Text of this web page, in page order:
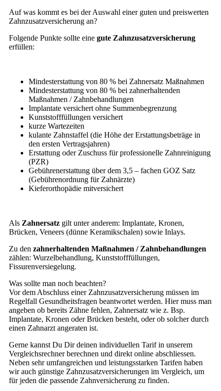
Auf was kommt es bei der Auswahl einer guten und preiswerten
Zahnzusatzversicherung an?
Folgende Punkte sollte eine gute Zahnzusatzversicherung
erfüllen:
Mindesterstattung von 80 % bei Zahnersatz Maßnahmen
Mindesterstattung von 80 % bei zahnerhaltenden
Maßnahmen / Zahnbehandlungen
Implantate versichert ohne Summenbegrenzung
Kunststofffüllungen versichert
kurze Wartezeiten
kulante Zahnstaffel (die Höhe der Erstattungsbeträge in
den ersten Vertragsjahren)
Erstattung oder Zuschuss für professionelle Zahnreinigung
(PZR)
Gebührenerstattung über dem 3,5 – fachen GOZ Satz
(Gebührenordnung für Zahnärzte)
Kieferorthopädie mitversichert
Als Zahnersatz gilt unter anderem: Implantate, Kronen,
Brücken, Veneers (dünne Keramikschalen) sowie Inlays.
Zu den zahnerhaltenden Maßnahmen / Zahnbehandlungen
zählen: Wurzelbehandlung, Kunststofffüllungen,
Fissurenversiegelung.
Was sollte man noch beachten?
Vor dem Abschluss einer Zahnzusatzversicherung müssen im
Regelfall Gesundheitsfragen beantwortet werden. Hier muss man
angeben ob bereits Zähne fehlen, Zahnersatz wie z. Bsp.
Implantate, Kronen oder Brücken besteht, oder ob solcher durch
einen Zahnarzt angeraten ist.
Gerne kannst Du Dir deinen individuellen Tarif in unserem
Vergleichsrechner berechnen und direkt online abschliessen.
Neben sehr umfangreichen und leistungsstarken Tarifen haben
wir auch günstige Zahnzusatzversicherungen im Vergleich, um
für jeden die passende Zahnversicherung zu finden.